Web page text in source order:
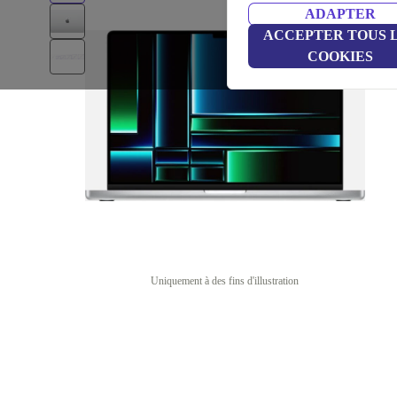
ADAPTER
ACCEPTER TOUS
COOKIES
Uniquement à des fins d'illustration